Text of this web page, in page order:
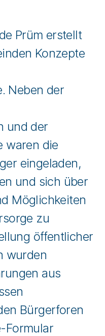
Prüm erstellt
Konzepte
Neben der
und der
waren die
eingeladen,
und sich über
Möglichkeiten
zu
öffentlicher
wurden
aus
Bürgerforen
Formular